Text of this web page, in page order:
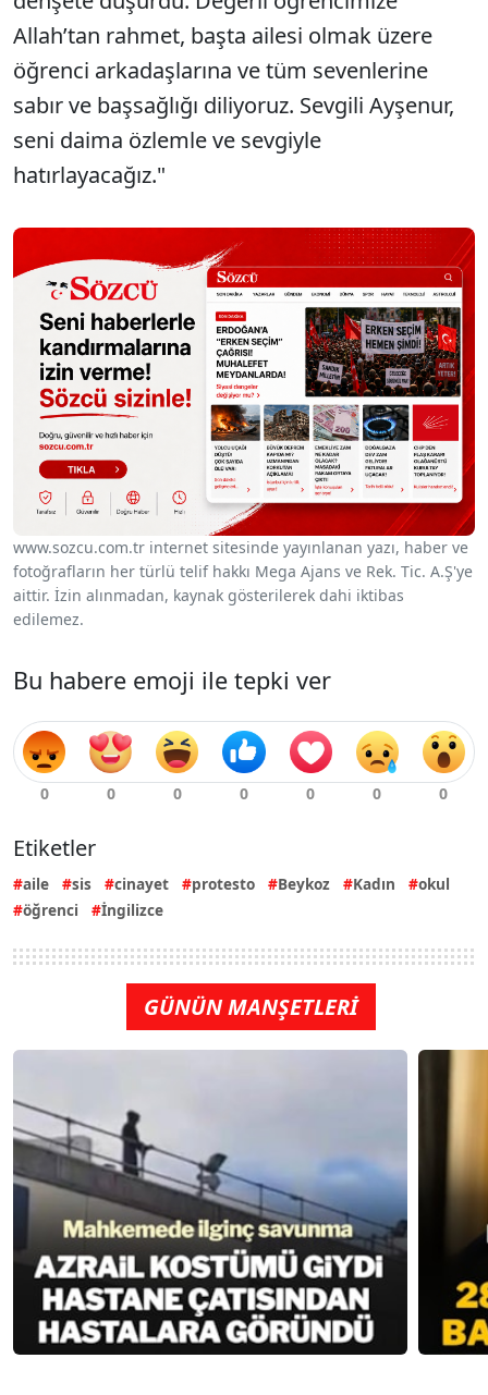
Allah’tan rahmet, başta ailesi olmak üzere
öğrenci arkadaşlarına ve tüm sevenlerine
sabır ve başsağlığı diliyoruz. Sevgili Ayşenur,
seni daima özlemle ve sevgiyle
hatırlayacağız."
www.sozcu.com.tr internet sitesinde yayınlanan yazı, haber ve
fotoğrafların her türlü telif hakkı Mega Ajans ve Rek. Tic. A.Ş'ye
aittir. İzin alınmadan, kaynak gösterilerek dahi iktibas
edilemez.
Bu habere emoji ile tepki ver
Etiketler
aile sis cinayet protesto Beykoz Kadın
okul
öğrenci
İngilizce
GÜNÜN MANŞETLERİ